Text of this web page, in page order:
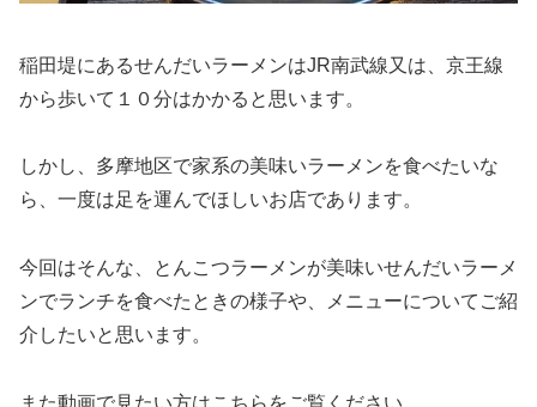
稲田堤にあるせんだいラーメンはJR南武線又は、京王線
から歩いて１０分はかかると思います。
しかし、多摩地区で家系の美味いラーメンを食べたいな
ら、一度は足を運んでほしいお店であります。
今回はそんな、とんこつラーメンが美味いせんだいラーメ
ンでランチを食べたときの様子や、メニューについてご紹
介したいと思います。
また動画で見たい方はこちらをご覧ください。